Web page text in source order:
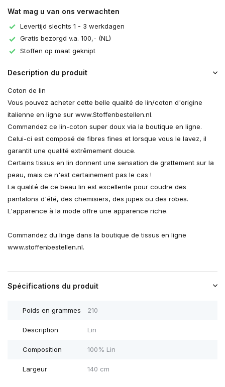
Wat mag u van ons verwachten
Levertijd slechts 1 - 3 werkdagen
Gratis bezorgd v.a. 100,- (NL)
Stoffen op maat geknipt
Description du produit
Coton de lin
Vous pouvez acheter cette belle qualité de lin/coton d'origine
italienne en ligne sur www.Stoffenbestellen.nl.
Commandez ce lin-coton super doux via la boutique en ligne.
Celui-ci est composé de fibres fines et lorsque vous le lavez, il
garantit une qualité extrêmement douce.
Certains tissus en lin donnent une sensation de grattement sur la
peau, mais ce n'est certainement pas le cas !
La qualité de ce beau lin est excellente pour coudre des
pantalons d'été, des chemisiers, des jupes ou des robes.
L'apparence à la mode offre une apparence riche.
Commandez du linge dans la boutique de tissus en ligne
www.stoffenbestellen.nl.
Spécifications du produit
Poids en grammes 210
Description Lin
Composition 100% Lin
Largeur 140 cm